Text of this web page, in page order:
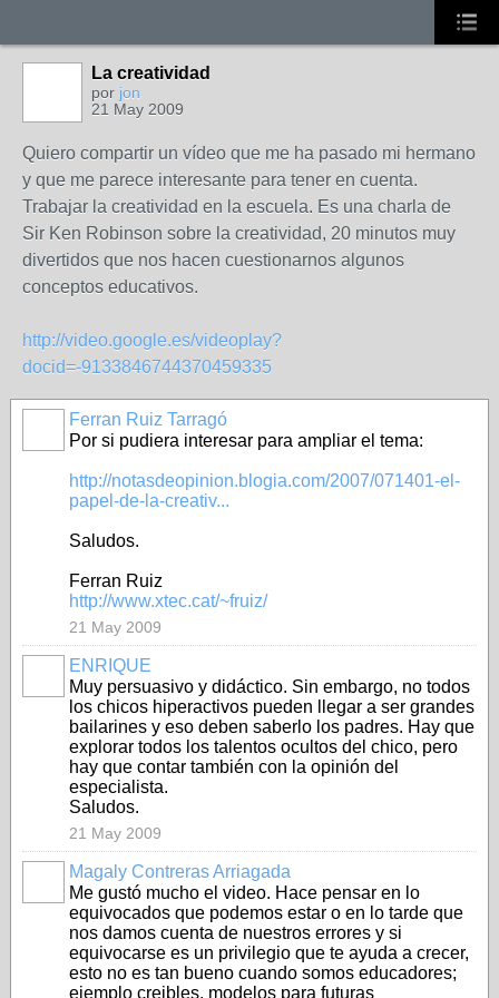
La creatividad
por jon
21 May 2009
Quiero compartir un vídeo que me ha pasado mi hermano
y que me parece interesante para tener en cuenta.
Trabajar la creatividad en la escuela. Es una charla de
Sir Ken Robinson sobre la creatividad, 20 minutos muy
divertidos que nos hacen cuestionarnos algunos
conceptos educativos.
http://video.google.es/videoplay?
docid=-9133846744370459335
Ferran Ruiz Tarragó
Por si pudiera interesar para ampliar el tema:
http://notasdeopinion.blogia.com/2007/071401-el-
papel-de-la-creativ...
Saludos.
Ferran Ruiz
http://www.xtec.cat/~fruiz/
21 May 2009
ENRIQUE
Muy persuasivo y didáctico. Sin embargo, no todos
los chicos hiperactivos pueden llegar a ser grandes
bailarines y eso deben saberlo los padres. Hay que
explorar todos los talentos ocultos del chico, pero
hay que contar también con la opinión del
especialista.
Saludos.
21 May 2009
Magaly Contreras Arriagada
Me gustó mucho el video. Hace pensar en lo
equivocados que podemos estar o en lo tarde que
nos damos cuenta de nuestros errores y si
equivocarse es un privilegio que te ayuda a crecer,
esto no es tan bueno cuando somos educadores;
ejemplo creibles, modelos para futuras